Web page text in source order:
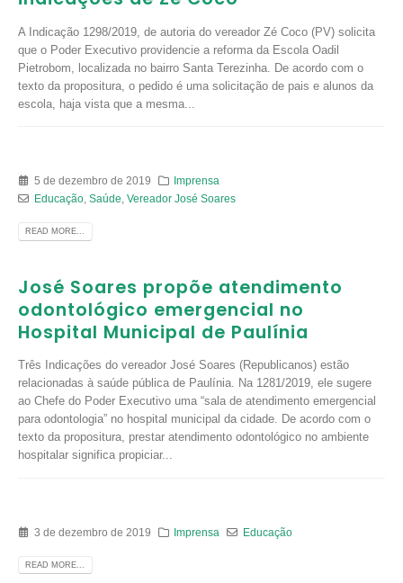
A Indicação 1298/2019, de autoria do vereador Zé Coco (PV) solicita
que o Poder Executivo providencie a reforma da Escola Oadil
Pietrobom, localizada no bairro Santa Terezinha. De acordo com o
texto da propositura, o pedido é uma solicitação de pais e alunos da
escola, haja vista que a mesma...
5 de dezembro de 2019
Imprensa
Educação, Saúde Vereador José Soares
READ MORE...
José Soares propõe atendimento
odontológico emergencial no
Hospital Municipal de Paulínia
Três Indicações do vereador José Soares (Republicanos) estão
relacionadas à saúde pública de Paulínia. Na 1281/2019, ele sugere
ao Chefe do Poder Executivo uma “sala de atendimento emergencial
para odontologia” no hospital municipal da cidade. De acordo com o
texto da propositura, prestar atendimento odontológico no ambiente
hospitalar significa propiciar...
3 de dezembro de 2019 Imprensa Educação
READ MORE...